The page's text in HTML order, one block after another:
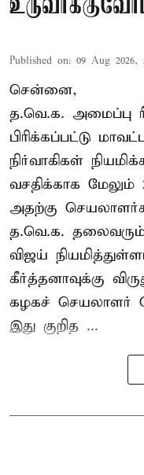
Published on: 09 Aug 2026,
சென்னை,
த.வெ.க. அமைப்பு
பிரிக்கப்பட்டு
நிர்வாகிகள்
வசதிக்காக
அதற்கு
த.வெ.க.
விஜய்
கீர்த்தனாவுக்கு
கழகச் செயலாளர்
இது குறித ...